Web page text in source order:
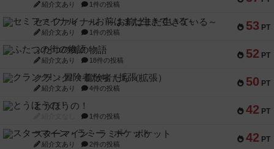
紹介文あり 1件の投稿
53 PT
セミファイナル ～お前はまだ生きている～
紹介文あり 1件の投稿
52 PT
ふたつの街の物語
紹介文あり 18件の投稿
50 PT
クランク! ：冒険者たち（拡張）
紹介文あり 4件の投稿
42 PT
とうほうの！
1件の投稿
42 PT
スターマイン・ラミー ポケット
紹介文あり 2件の投稿